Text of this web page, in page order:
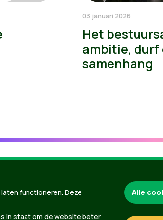
03 januari 2026
Het
ambitie, durf
samenhang
functioneren. Deze
in staat om de website beter
Alle